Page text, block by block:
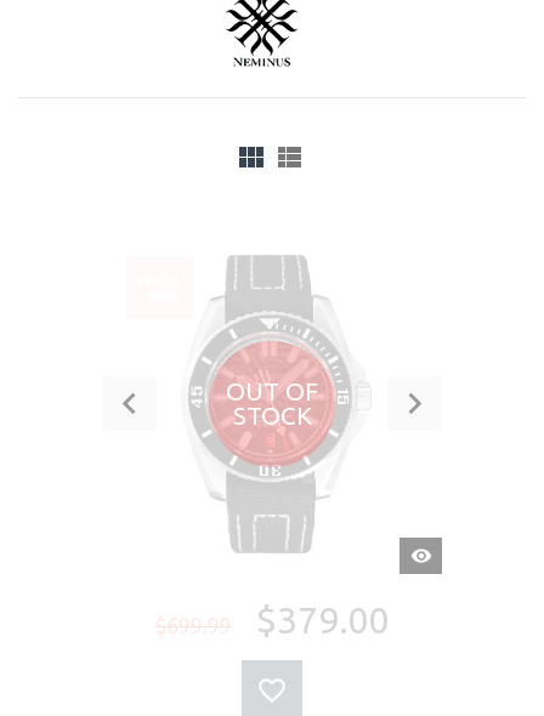
OUT OF
STOCK
VISTA
RÁPIDA
$699.99 $379.00